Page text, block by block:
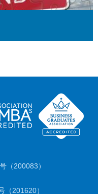
（200083）
（201620）